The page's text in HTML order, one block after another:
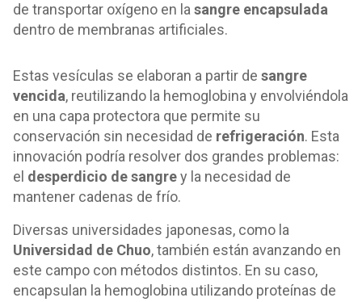
de transportar oxígeno en la sangre encapsulada
dentro de membranas artificiales.
Estas vesículas se elaboran a partir de sangre
vencida, reutilizando la hemoglobina y envolviéndola
en una capa protectora que permite su
conservación sin necesidad de refrigeración. Esta
innovación podría resolver dos grandes problemas:
el desperdicio de sangrey la necesidad de
mantener cadenas de frío.
Diversas universidades japonesas, como la
Universidad de Chuo, también están avanzando en
este campo con métodos distintos. En su caso,
encapsulan la hemoglobina utilizando proteínas de